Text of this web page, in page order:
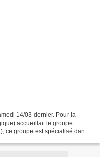
14/03 dernier. Pour la
accueillait le groupe
ce groupe est spécialisé dans